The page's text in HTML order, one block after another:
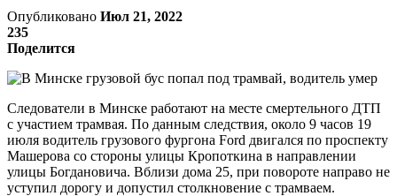
Опубликовано Июл 21, 2022
235
Поделится
Следователи в Минске работают на месте смертельного ДТП
с участием трамвая. По данным следствия, около 9 часов 19
июля водитель грузового фургона Ford двигался по проспекту
Машерова со стороны улицы Кропоткина в направлении
улицы Богдановича. Вблизи дома 25, при повороте направо не
уступил дорогу и допустил столкновение с трамваем.